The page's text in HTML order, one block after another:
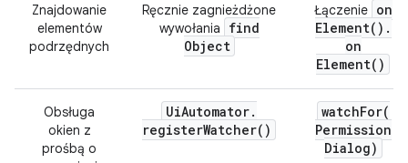
Znajdowanie
elementów
podrzędnych
Ręcznie zagnieżdżone
wywołania
find
Object
Łączenie on
Element( ) .
on
Element( )
Obsługa
okien z
prośbą o
UiAutomator.
registerWatcher( )
watchFor(
Permission
Dialog)